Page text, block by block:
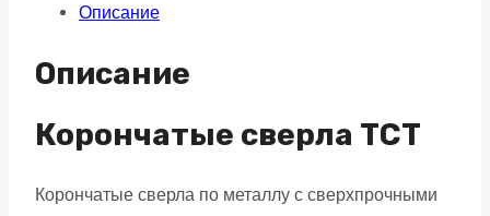
universal
quantity
Описание
Описание
Корончатые сверла TCT
Корончатые сверла по металлу с сверхпрочными